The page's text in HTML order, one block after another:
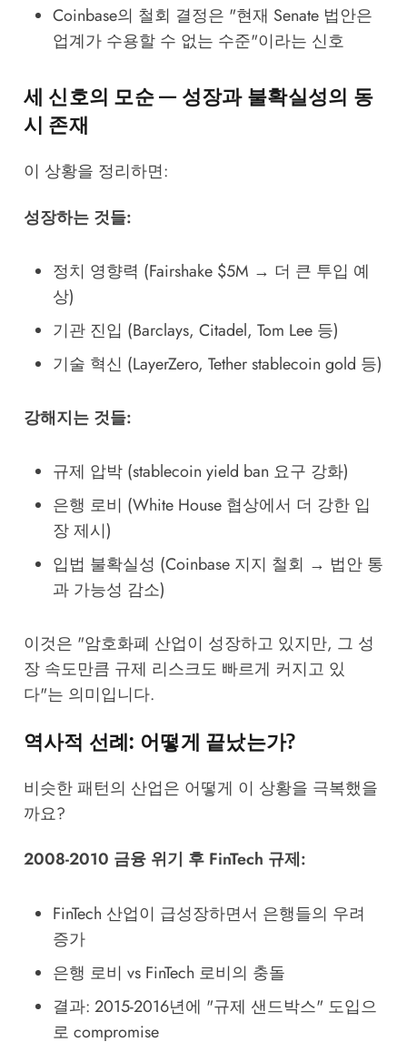
Coinbase의 철회 결정은 "현재 Senate 법안은
업계가 수용할 수 없는 수준"이라는 신호
세 신호의 모순 — 성장과 불확실성의 동
시 존재
이 상황을 정리하면:
성장하는 것들:
정치 영향력 (Fairshake $5M → 더 큰 투입 예
상)
기관 진입 (Barclays, Citadel, Tom Lee 등)
기술 혁신 (LayerZero, Tether stablecoin gold 등)
강해지는 것들:
규제 압박 (stablecoin yield ban 요구 강화)
은행 로비 (White House 협상에서 더 강한 입
장 제시)
입법 불확실성 (Coinbase 지지 철회 → 법안 통
과 가능성 감소)
이것은 "암호화폐 산업이 성장하고 있지만, 그 성
장 속도만큼 규제 리스크도 빠르게 커지고 있
다"는 의미입니다.
역사적 선례: 어떻게 끝났는가?
비슷한 패턴의 산업은 어떻게 이 상황을 극복했을
까요?
2008-2010 금융 위기 후 FinTech 규제:
FinTech 산업이 급성장하면서 은행들의 우려
증가
은행 로비 vs FinTech 로비의 충돌
결과: 2015-2016년에 "규제 샌드박스" 도입으
로 compromise